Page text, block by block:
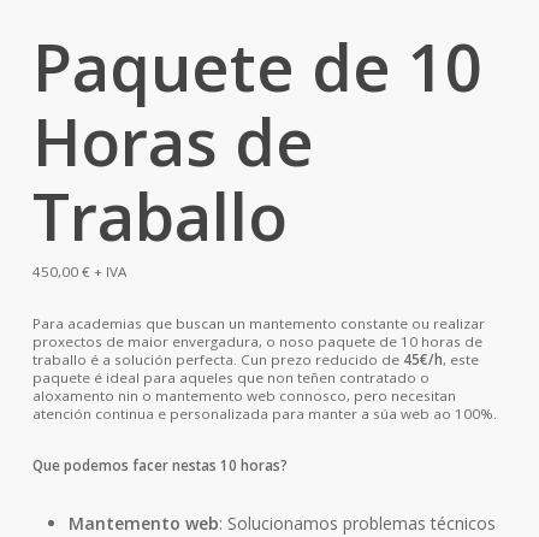
Paquete de 10
Horas de
Traballo
450,00 €+ IVA
Para academias que buscan un mantemento constante ou realizar
proxectos de maior envergadura, o noso paquete de 10 horas de
traballo é a solución perfecta. Cun prezo reducido de 45€/h, este
paquete é ideal para aqueles que non teñen contratado o
aloxamento nin o mantemento web connosco, pero necesitan
atención continua e personalizada para manter a súa web ao 100%.
Que podemos facer nestas 10 horas?
Mantemento web: Solucionamos problemas técnicos